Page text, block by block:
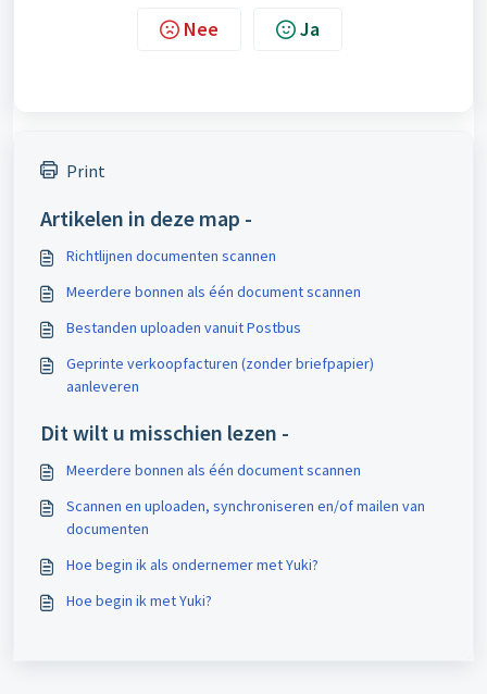
Nee Ja
Print
Artikelen in deze map -
Richtlijnen documenten scannen
Meerdere bonnen als één document scannen
Bestanden uploaden vanuit Postbus
Geprinte verkoopfacturen (zonder briefpapier)
aanleveren
Dit wilt u misschien lezen -
Meerdere bonnen als één document scannen
Scannen en uploaden, synchroniseren en/of mailen van
documenten
Hoe begin ik als ondernemer met Yuki?
Hoe begin ik met Yuki?